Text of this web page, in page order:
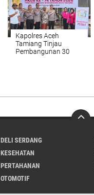
Kapolres Aceh
Tamiang Tinjau
Pembangunan 30
DELI SERDANG
KESEHATAN
PERTAHANAN
OTOMOTIF